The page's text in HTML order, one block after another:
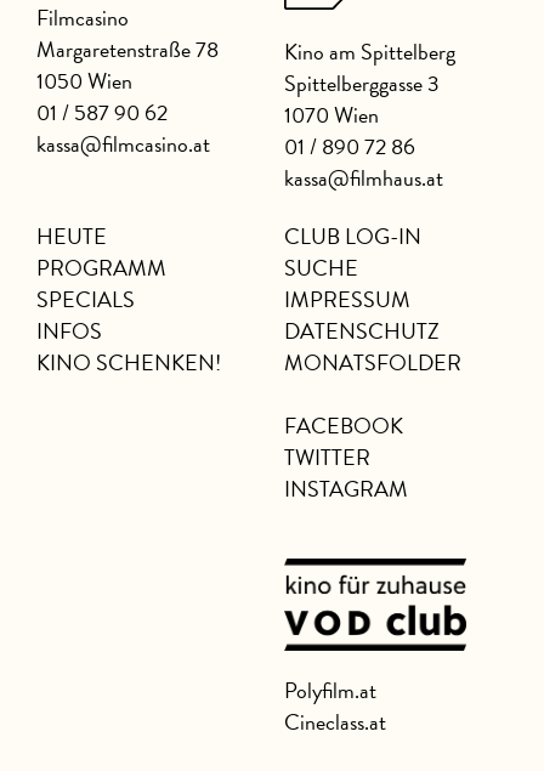
Filmcasino
Margaretenstraße 78
1050 Wien
01 / 587 90 62
kassa@filmcasino.at
Kino am Spittelberg
Spittelberggasse 3
1070 Wien
01 / 890 72 86
kassa@filmhaus.at
HEUTE
PROGRAMM
SPECIALS
INFOS
KINO SCHENKEN!
CLUB LOG-IN
SUCHE
IMPRESSUM
DATENSCHUTZ
MONATSFOLDER
FACEBOOK
TWITTER
INSTAGRAM
Polyfilm.at
Cineclass.at